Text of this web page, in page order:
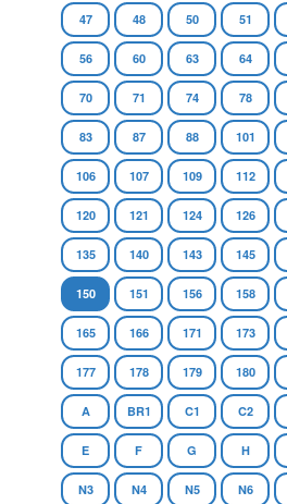
47 48 50 51
56 60 63 64
70 71 74 78
83 87 88 101
106 107 109 112
120 121 124 126
135 140 143 145
150 151 156 158
165 166 171 173
177 178 179 180
A BR1 C1 C2
E F G H
N3 N4 N5 N6